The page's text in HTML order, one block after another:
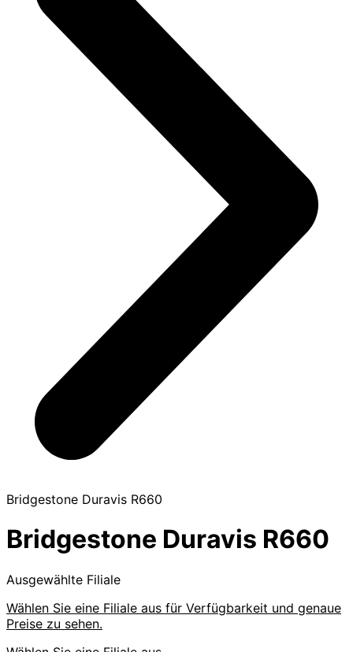
Bridgestone Duravis R660
Bridgestone Duravis R660
Ausgewählte Filiale
Wählen Sie eine Filiale aus für Verfügbarkeit und genaue
Preise zu sehen.